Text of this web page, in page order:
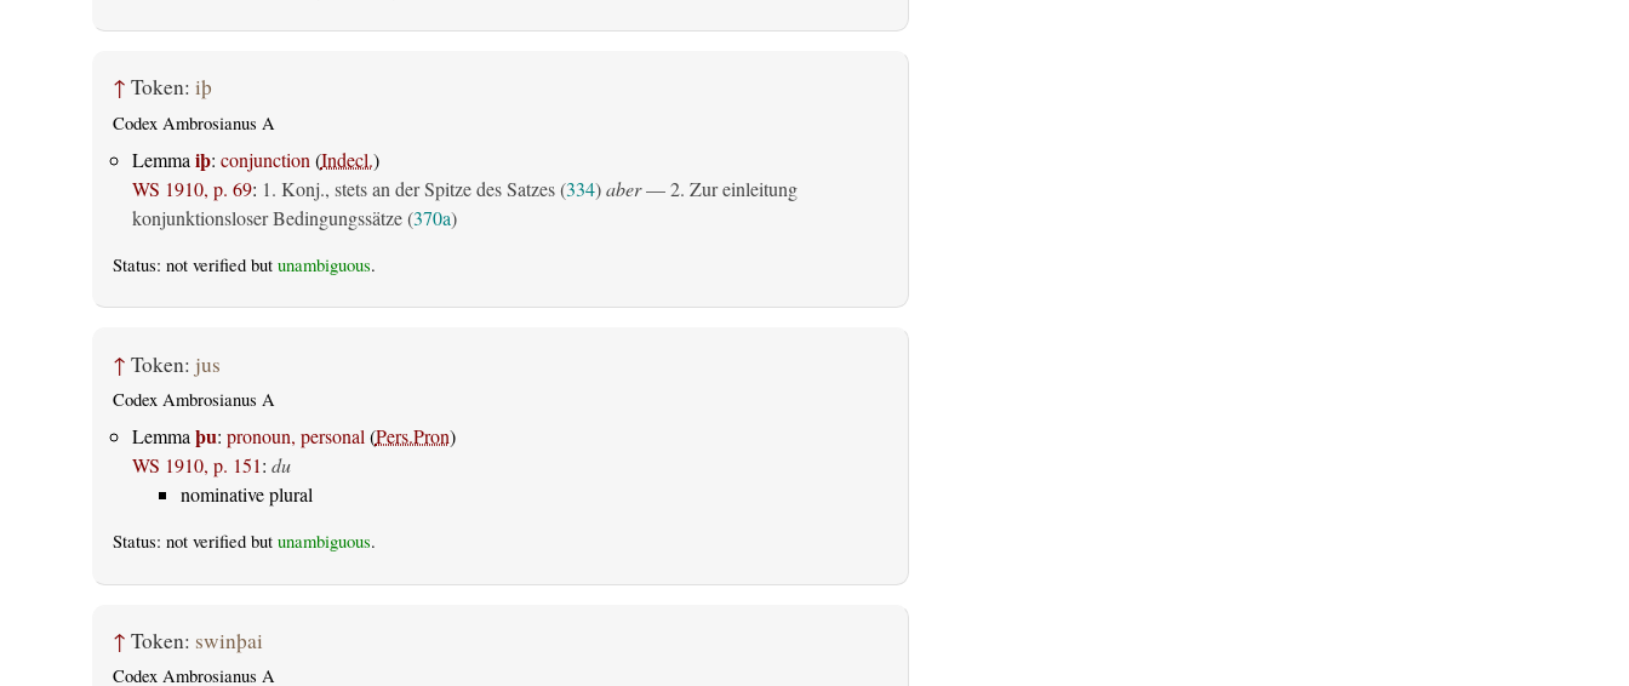
↑ Token: iþ
Codex Ambrosianus A
Lemma iþ: conjunction (Indecl.)
WS 1910, p. 69: 1. Konj., stets an der Spitze des Satzes (334)aber— 2. Zur einleitung
konjunktionsloser Bedingungssätze (370a)
Status: not verified but unambiguous.
↑ Token: jus
Codex Ambrosianus A
Lemmaþu: pronoun, personal(Pers.Pron)
WS 1910, p. 151: du
nominative plural
Status: not verified but unambiguous.
↑ Token: swinþai
Codex Ambrosianus A